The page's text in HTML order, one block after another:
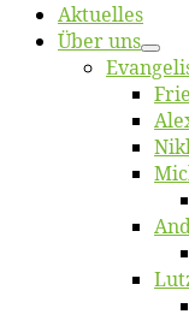
Ak­tu­el­les
Über uns